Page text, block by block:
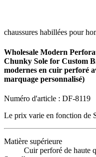
chaussures habillées pour
Wholesale Modern
Chunky Sole for Custom
modernes en cuir perforé
marquage personnalisé)
Numéro d'article : DF-8119
Le prix varie en fonction de
Matière supérieure
Cuir perforé de haute